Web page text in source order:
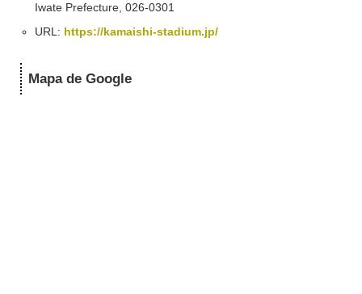
Iwate Prefecture, 026-0301
URL: https://kamaishi-stadium.jp/
Mapa de Google